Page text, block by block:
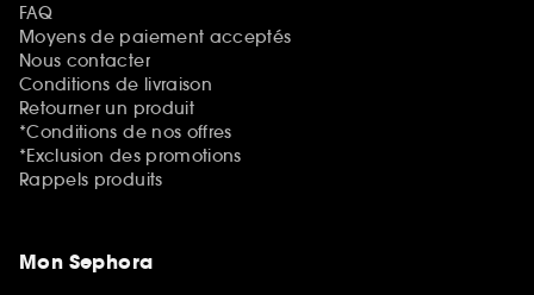
FAQ
Moyens de paiement acceptés
Nous contacter
Conditions de livraison
Retourner un produit
*Conditions de nos offres
*Exclusion des promotions
Rappels produits
Mon Sephora